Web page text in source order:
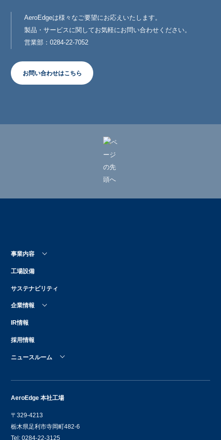
AeroEdgeは様々なご要望にお応えいたします。
製品・サービスに関してお気軽にお問い合わせください。
営業部：0284-22-7052
お問い合わせはこちら
事業内容
工場設備
サステナビリティ
企業情報
IR情報
採用情報
ニュースルーム
AeroEdge 本社工場
〒329-4213
栃木県足利市寺岡町482-6
Tel: 0284-22-3125